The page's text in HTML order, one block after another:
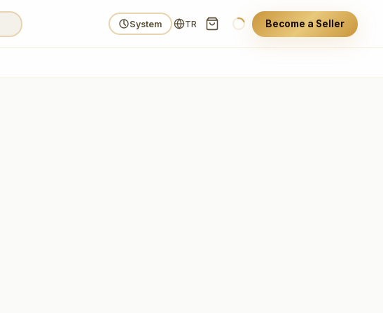
System TR Become a Seller